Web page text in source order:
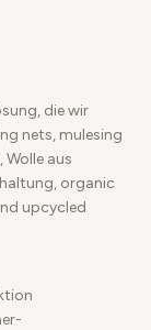
die wir
nets, mulesing
aus
organic
upcycled